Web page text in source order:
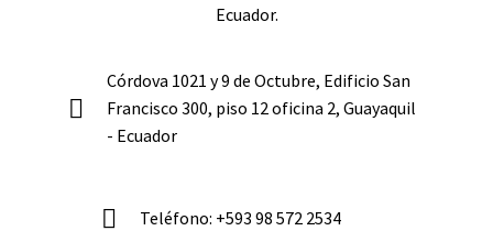
Ecuador.
Córdova 1021 y 9 de Octubre, Edificio San
Francisco 300, piso 12 oficina 2, Guayaquil
- Ecuador
Teléfono: +593 98 572 2534